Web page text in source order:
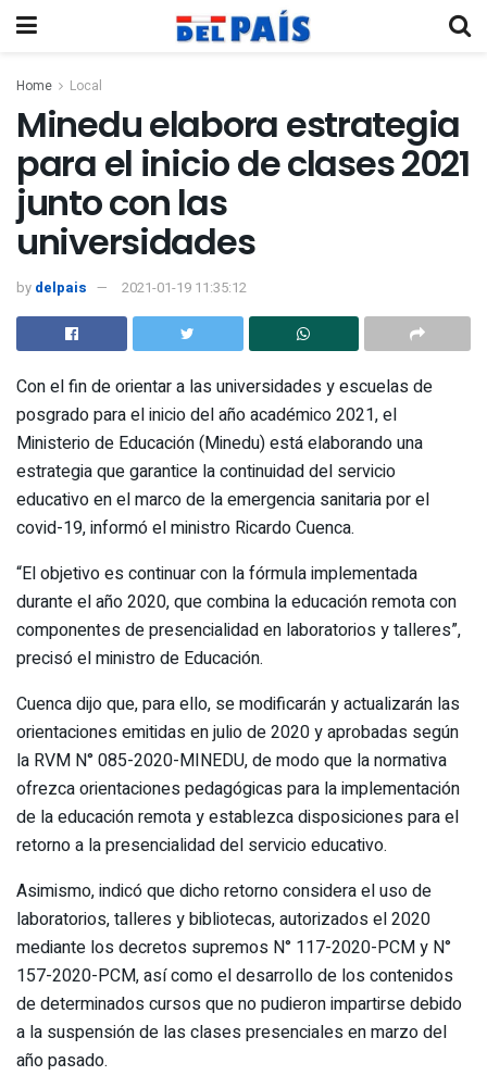
Home Local
Minedu elabora estrategia
para el inicio de clases 2021
junto con las
universidades
by delpais 2021-01-19 11:35:12
Con el fin de orientar a las universidades y escuelas de
posgrado para el inicio del año académico 2021, el
Ministerio de Educación (Minedu) está elaborando una
estrategia que garantice la continuidad del servicio
educativo en el marco de la emergencia sanitaria por el
covid-19, informó el ministro Ricardo Cuenca.
“El objetivo es continuar con la fórmula implementada
durante el año 2020, que combina la educación remota con
componentes de presencialidad en laboratorios y talleres”,
precisó el ministro de Educación.
Cuenca dijo que, para ello, se modificarán y actualizarán las
orientaciones emitidas en julio de 2020 y aprobadas según
la RVM N° 085-2020-MINEDU, de modo que la normativa
ofrezca orientaciones pedagógicas para la implementación
de la educación remota y establezca disposiciones para el
retorno a la presencialidad del servicio educativo.
Asimismo, indicó que dicho retorno considera el uso de
laboratorios, talleres y bibliotecas, autorizados el 2020
mediante los decretos supremos N° 117-2020-PCM y N°
157-2020-PCM, así como el desarrollo de los contenidos
de determinados cursos que no pudieron impartirse debido
a la suspensión de las clases presenciales en marzo del
año pasado.